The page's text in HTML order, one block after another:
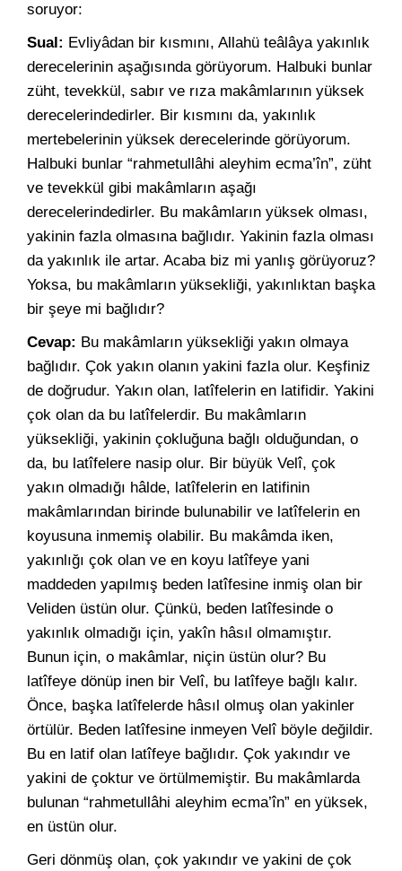
soruyor:
Sual: Evliyâdan bir kısmını, Allahü teâlâya yakınlık
derecelerinin aşağısında görüyorum. Halbuki bunlar
züht, tevekkül, sabır ve rıza makâmlarının yüksek
derecelerindedirler. Bir kısmını da, yakınlık
mertebelerinin yüksek derecelerinde görüyorum.
Halbuki bunlar “rahmetullâhi aleyhim ecma’în”, züht
ve tevekkül gibi makâmların aşağı
derecelerindedirler. Bu makâmların yüksek olması,
yakinin fazla olmasına bağlıdır. Yakinin fazla olması
da yakınlık ile artar. Acaba biz mi yanlış görüyoruz?
Yoksa, bu makâmların yüksekliği, yakınlıktan başka
bir şeye mi bağlıdır?
Cevap: Bu makâmların yüksekliği yakın olmaya
bağlıdır. Çok yakın olanın yakini fazla olur. Keşfiniz
de doğrudur. Yakın olan, latîfelerin en latifidir. Yakini
çok olan da bu latîfelerdir. Bu makâmların
yüksekliği, yakinin çokluğuna bağlı olduğundan, o
da, bu latîfelere nasip olur. Bir büyük Velî, çok
yakın olmadığı hâlde, latîfelerin en latifinin
makâmlarından birinde bulunabilir ve latîfelerin en
koyusuna inmemiş olabilir. Bu makâmda iken,
yakınlığı çok olan ve en koyu latîfeye yani
maddeden yapılmış beden latîfesine inmiş olan bir
Veliden üstün olur. Çünkü, beden latîfesinde o
yakınlık olmadığı için, yakîn hâsıl olmamıştır.
Bunun için, o makâmlar, niçin üstün olur? Bu
latîfeye dönüp inen bir Velî, bu latîfeye bağlı kalır.
Önce, başka latîfelerde hâsıl olmuş olan yakinler
örtülür. Beden latîfesine inmeyen Velî böyle değildir.
Bu en latif olan latîfeye bağlıdır. Çok yakındır ve
yakini de çoktur ve örtülmemiştir. Bu makâmlarda
bulunan “rahmetullâhi aleyhim ecma’în” en yüksek,
en üstün olur.
Geri dönmüş olan, çok yakındır ve yakini de çok